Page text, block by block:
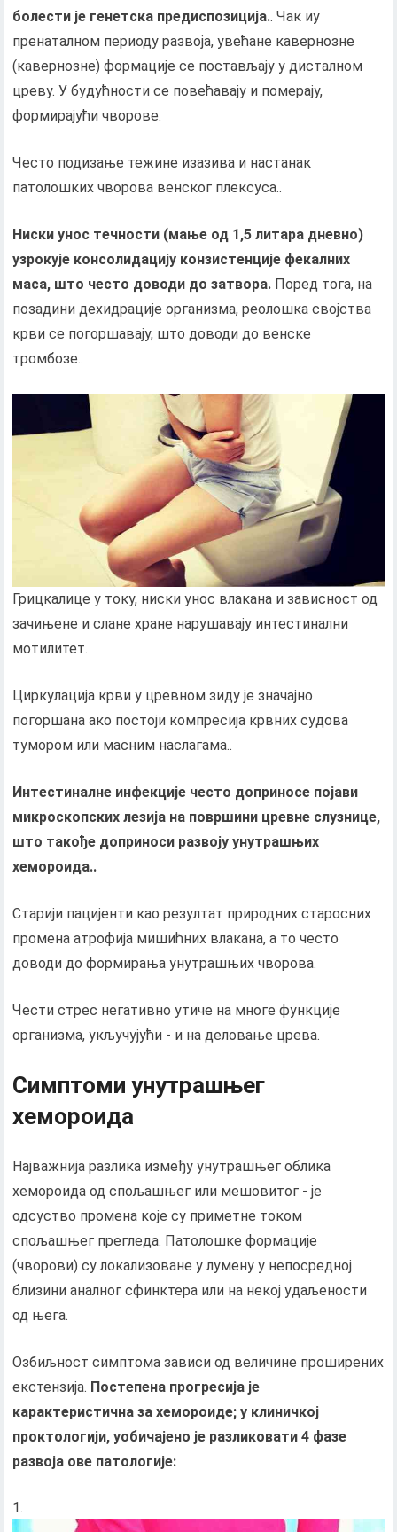
болести је генетска предиспозиција.. Чак иу
пренаталном периоду развоја, увећане кавернозне
(кавернозне) формације се постављају у дисталном
цреву. У будућности се повећавају и померају,
формирајући чворове.
Често подизање тежине изазива и настанак
патолошких чворова венског плексуса..
Ниски унос течности (мање од 1,5 литара дневно)
узрокује консолидацију конзистенције фекалних
маса, што често доводи до затвора. Поред тога, на
позадини дехидрације организма, реолошка својства
крви се погоршавају, што доводи до венске
тромбозе..
Грицкалице у току, ниски унос влакана и зависност од
зачињене и слане хране нарушавају интестинални
мотилитет.
Циркулација крви у цревном зиду је значајно
погоршана ако постоји компресија крвних судова
тумором или масним наслагама..
Интестиналне инфекције често доприносе појави
микроскопских лезија на површини цревне слузнице,
што такође доприноси развоју унутрашњих
хемороида..
Старији пацијенти као резултат природних старосних
промена атрофија мишићних влакана, а то често
доводи до формирања унутрашњих чворова.
Чести стрес негативно утиче на многе функције
организма, укључујући - и на деловање црева.
Симптоми унутрашњег
хемороида
Најважнија разлика између унутрашњег облика
хемороида од спољашњег или мешовитог - је
одсуство промена које су приметне током
спољашњег прегледа. Патолошке формације
(чворови) су локализоване у лумену у непосредној
близини аналног сфинктера или на некој удаљености
од њега.
Озбиљност симптома зависи од величине проширених
екстензија. Постепена прогресија је
карактеристична за хемороиде; у клиничкој
проктологији, уобичајено је разликовати 4 фазе
развоја ове патологије: